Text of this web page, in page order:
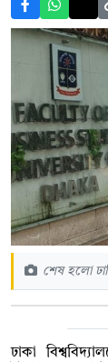
শেষ হলো
ঢাকা